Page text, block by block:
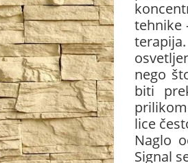
tehnike
nego
biti
lice
Naglo
Signal